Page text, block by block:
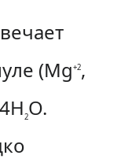
(Mg+2,
2O.